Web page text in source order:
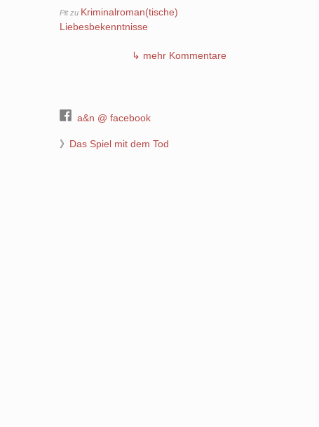
Pitzu Kriminalroman(tische)
Liebesbekenntnisse
↳ mehr Kommentare
a&n @ facebook
》 Das Spiel mit dem Tod